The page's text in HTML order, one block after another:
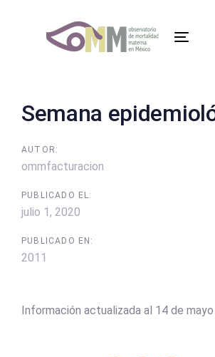
content
Toggle
Semana
AUTOR:
ommfacturacion
PUBLICADO EL:
julio 1, 2020
PUBLICADO EN:
2011
Información actualizada al 14 de
Post
navigation